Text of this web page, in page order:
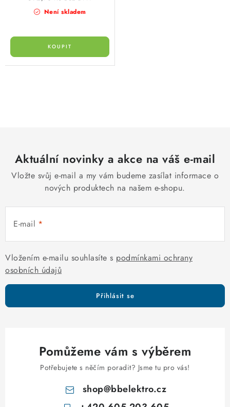
Není skladem
a
c
p
r
v
k
y
v
ý
i
Aktuální novinky a akce na váš e-mail
Vložte svůj e-mail a my vám budeme zasílat informace o
nových produktech na našem e-shopu.
E-mail
Vložením e-mailu souhlasíte s podmínkami ochrany
osobních údajů
Přihlásit se
Pomůžeme vám s výběrem
Potřebujete s něčím poradit? Jsme tu pro vás!
shop@bbelektro.cz